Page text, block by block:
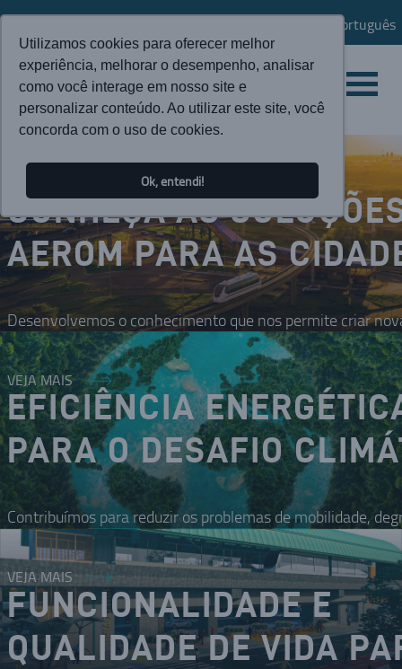
Utilizamos cookies para oferecer melhor
experiência, melhorar o desempenho, analisar
como você interage em nosso site e
personalizar conteúdo. Ao utilizar este site, você
concorda com o uso de cookies.
Ok, entendi!
Português
CONHEÇA AS
AEROM PARA AS
Desenvolvemos o conhecimento que nos permite criar
VEJA MAIS
EFICIÊNCIA
PARA O DESAFIO
Contribuímos para reduzir os problemas de mobilidade,
VEJA MAIS
FUNCIONALIDADE E
QUALIDADE DE VIDA